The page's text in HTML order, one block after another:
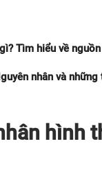
Tìm hiểu về
nhân và
hình